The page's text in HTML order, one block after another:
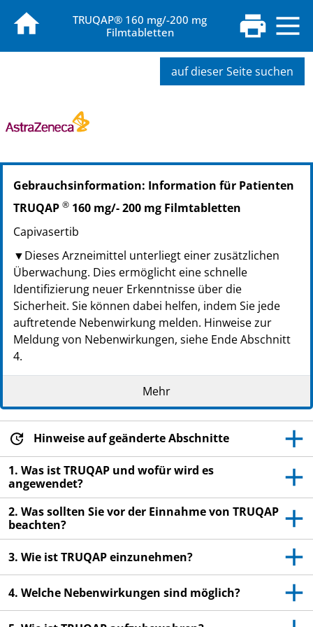
TRUQAP® 160 mg/-200 mg
Filmtabletten
auf dieser Seite suchen
PZN: 19283153
PPN: 111928315360
Gebrauchsinformation: Information für Patienten
TRUQAP ® 160 mg/- 200 mg Filmtabletten
Capivasertib
▼Dieses Arzneimittel unterliegt einer zusätzlichen
Überwachung. Dies ermöglicht eine schnelle
Identifizierung neuer Erkenntnisse über die
Sicherheit. Sie können dabei helfen, indem Sie jede
auftretende Nebenwirkung melden. Hinweise zur
Meldung von Nebenwirkungen, siehe Ende Abschnitt
4.
Lesen Sie die gesamte Packungsbeilage sorgfältig
durch, bevor Sie mit der Einnahme dieses
Arzneimittels beginnen, denn sie enthält wichtige
Informationen.
Heben Sie die Packungsbeilage auf. Vielleicht
möchten Sie diese später nochmals lesen.
Wenn Sie weitere Fragen haben, wenden Sie sich
an Ihren Arzt, Apotheker oder das medizinische
Fachpersonal.
verschrieben. Geben Sie es nicht an Dritte weiter.
Es kann anderen Menschen schaden, auch wenn
diese die gleichen Beschwerden haben wie Sie.
Wenn Sie Nebenwirkungen bemerken, wenden Sie
Mehr
Hinweise auf geänderte Abschnitte
1. Was ist TRUQAP und wofür wird es
angewendet?
2. Was sollten Sie vor der Einnahme von TRUQAP
beachten?
3. Wie ist TRUQAP einzunehmen?
4. Welche Nebenwirkungen sind möglich?